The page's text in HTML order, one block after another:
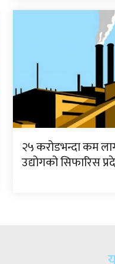
२५ करोडभन्दा कम
उद्योगको सिफारिस